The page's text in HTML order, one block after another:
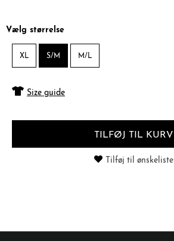
Vælg størrelse
XL S/M M/L
Size guide
TILFØJ TIL KURV
Tilføj til ønskeliste